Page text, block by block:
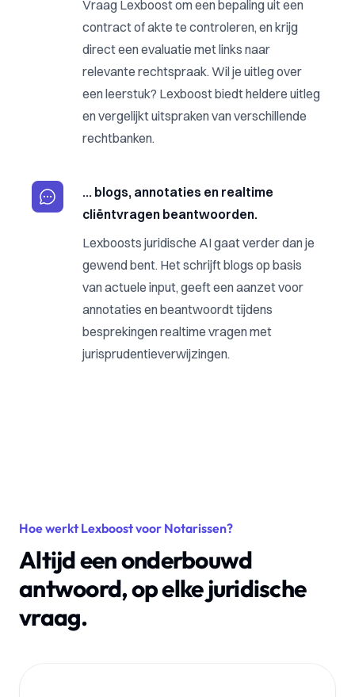
Vraag Lexboost om een bepaling uit een
contract of akte te controleren, en krijg
direct een evaluatie met links naar
relevante rechtspraak. Wil je uitleg over
een leerstuk? Lexboost biedt heldere uitleg
en vergelijkt uitspraken van verschillende
rechtbanken.
… blogs, annotaties en realtime
cliëntvragen beantwoorden.
Lexboosts juridische AI gaat verder dan je
gewend bent. Het schrijft blogs op basis
van actuele input, geeft een aanzet voor
annotaties en beantwoordt tijdens
besprekingen realtime vragen met
jurisprudentieverwijzingen.
Hoe werkt Lexboost voor Notarissen?
Altijd een onderbouwd
antwoord, op elke juridische
vraag.